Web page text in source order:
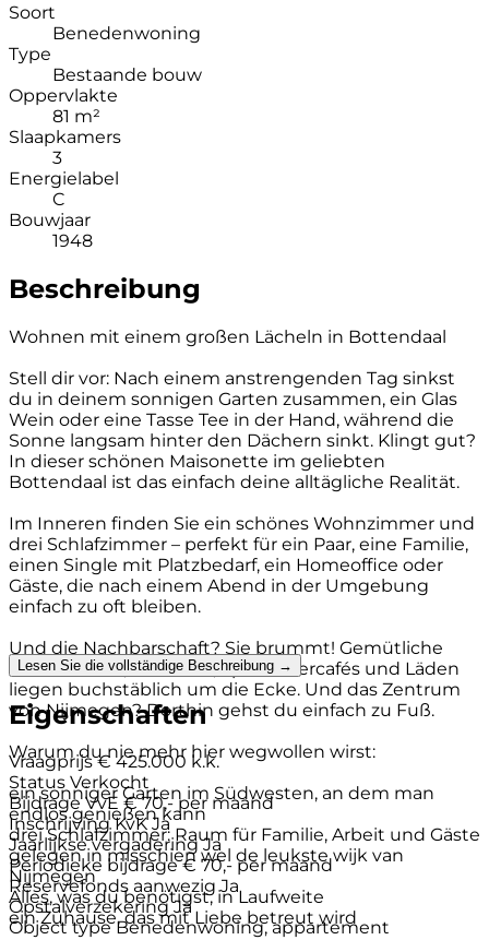
Soort
Benedenwoning
Type
Bestaande bouw
Oppervlakte
81 m²
Slaapkamers
3
Energielabel
C
Bouwjaar
1948
Beschreibung
Wohnen mit einem großen Lächeln in Bottendaal
Stell dir vor: Nach einem anstrengenden Tag sinkst
du in deinem sonnigen Garten zusammen, ein Glas
Wein oder eine Tasse Tee in der Hand, während die
Sonne langsam hinter den Dächern sinkt. Klingt gut?
In dieser schönen Maisonette im geliebten
Bottendaal ist das einfach deine alltägliche Realität.
Im Inneren finden Sie ein schönes Wohnzimmer und
drei Schlafzimmer – perfekt für ein Paar, eine Familie,
einen Single mit Platzbedarf, ein Homeoffice oder
Gäste, die nach einem Abend in der Umgebung
einfach zu oft bleiben.
Und die Nachbarschaft? Sie brummt! Gemütliche
Kaffeehäuser, Terrassen, Spezialbiercafés und Läden
liegen buchstäblich um die Ecke. Und das Zentrum
von Nijmegen? Dorthin gehst du einfach zu Fuß.
Warum du nie mehr hier wegwollen wirst:
ein sonniger Garten im Südwesten, an dem man
endlos genießen kann
drei Schlafzimmer: Raum für Familie, Arbeit und Gäste
gelegen in misschien wel de leukste wijk van
Nijmegen
Alles, was du benötigst, in Laufweite
ein Zuhause, das mit Liebe betreut wird
Lesen Sie die vollständige Beschreibung →
Eigenschaften
Vraagprijs € 425.000 k.k.
Status Verkocht
Bijdrage VvE € 70,- per maand
Inschrijving KvK Ja
Jaarlijkse vergadering Ja
Periodieke bijdrage € 70,- per maand
Reservefonds aanwezig Ja
Opstalverzekering Ja
Object type Benedenwoning, appartement